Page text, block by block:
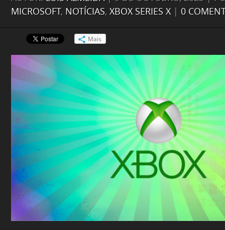
MICROSOFT, NOTÍCIAS, XBOX SERIES X| 0
Mais